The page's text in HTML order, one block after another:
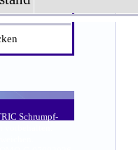
Schrumpf-